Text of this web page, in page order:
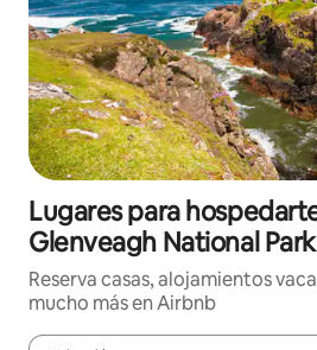
Lugares para
Glenveagh National Park
Reserva casas, alojamientos
mucho más en Airbnb